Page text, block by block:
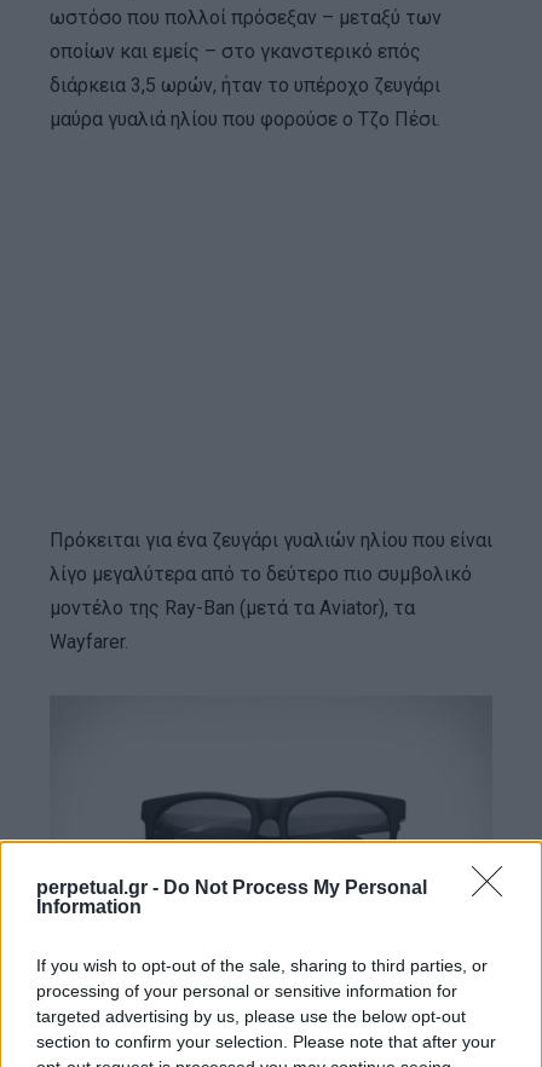
perpetual.gr - Do Not Process My Personal
Information
If you wish to opt-out of the sale, sharing to third parties, or
processing of your personal or sensitive information for
targeted advertising by us, please use the below opt-out
section to confirm your selection. Please note that after your
ωστόσο που πολλοί πρόσεξαν – μεταξύ των
οποίων και εμείς – στο γκανστερικό επός
διάρκεια 3,5 ωρών, ήταν το υπέροχο ζευγάρι
μαύρα γυαλιά ηλίου που φορούσε ο Τζο Πέσι.
Πρόκειται για ένα ζευγάρι γυαλιών ηλίου που είναι
λίγο μεγαλύτερα από το δεύτερο πιο συμβολικό
μοντέλο της Ray-Ban (μετά τα Aviator), τα
Wayfarer.
Καθώς αυτά τα γυαλιά ηλίου δεν κυκλοφόρησαν